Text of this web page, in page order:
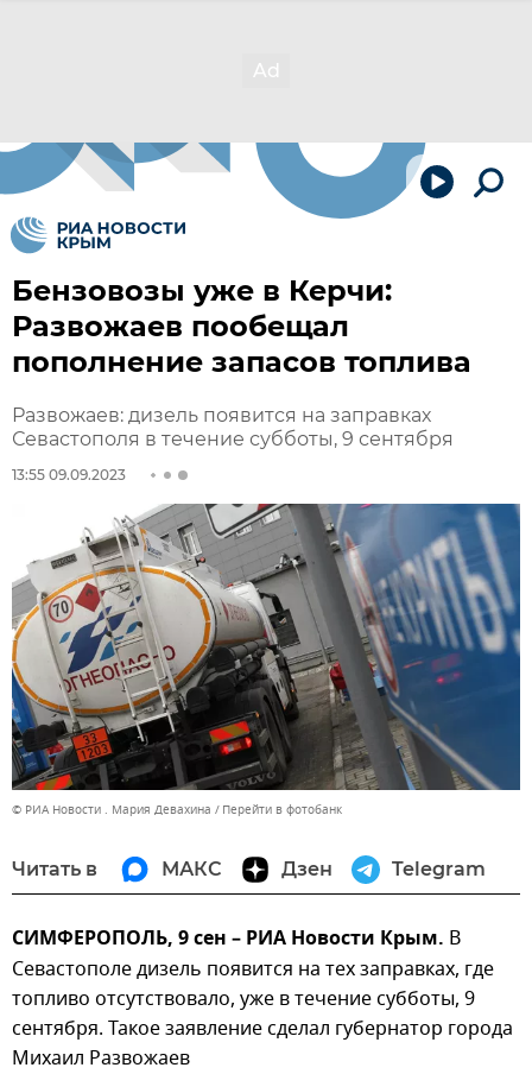
Бензовозы уже в Керчи:
Развожаев пообещал
пополнение запасов топлива
Развожаев: дизель появится на заправках
Севастополя в течение субботы, 9 сентября
13:55 09.09.2023
© РИА Новости . Мария Девахина Перейти в фотобанк
Читать в МАКС Дзен Telegram
СИМФЕРОПОЛЬ, 9 сен – РИА Новости Крым. В
Севастополе дизель появится на тех заправках, где
топливо отсутствовало, уже в течение субботы, 9
сентября. Такое заявление сделал губернатор города
Михаил Развожаев